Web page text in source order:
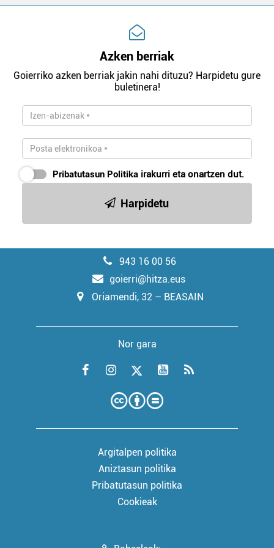
Azken berriak
Goierriko azken berriak jakin nahi dituzu? Harpidetu gure
buletinera!
Pribatutasun Politika irakurri eta onartzen dut.
Harpidetu
943 16 00 56
goierri@hitza.eus
Oriamendi, 32 – BEASAIN
Nor gara
Argitalpen politika
Aniztasun politika
Pribatutasun politika
Cookieak